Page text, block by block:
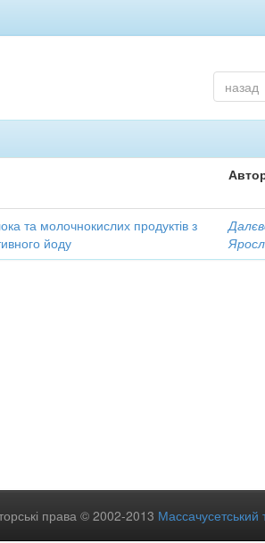
назад
та молочнокислих продуктів з
йоду
права © 2002-2013 Массачусетський